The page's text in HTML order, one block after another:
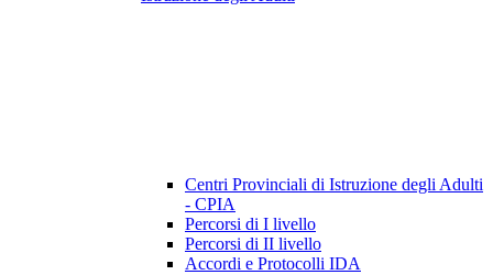
Centri Provinciali di Istruzione degli Adulti
- CPIA
Percorsi di I livello
Percorsi di II livello
Accordi e Protocolli IDA